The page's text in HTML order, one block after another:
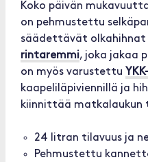
Koko päivän
on pehmustettu
säädettävät olkahihnat
rintaremmi, joka jakaa
on myös varustettu
kaapeliläpiviennillä ja
kiinnittää matkalaukun
24 litran tilavuus ja
Pehmustettu